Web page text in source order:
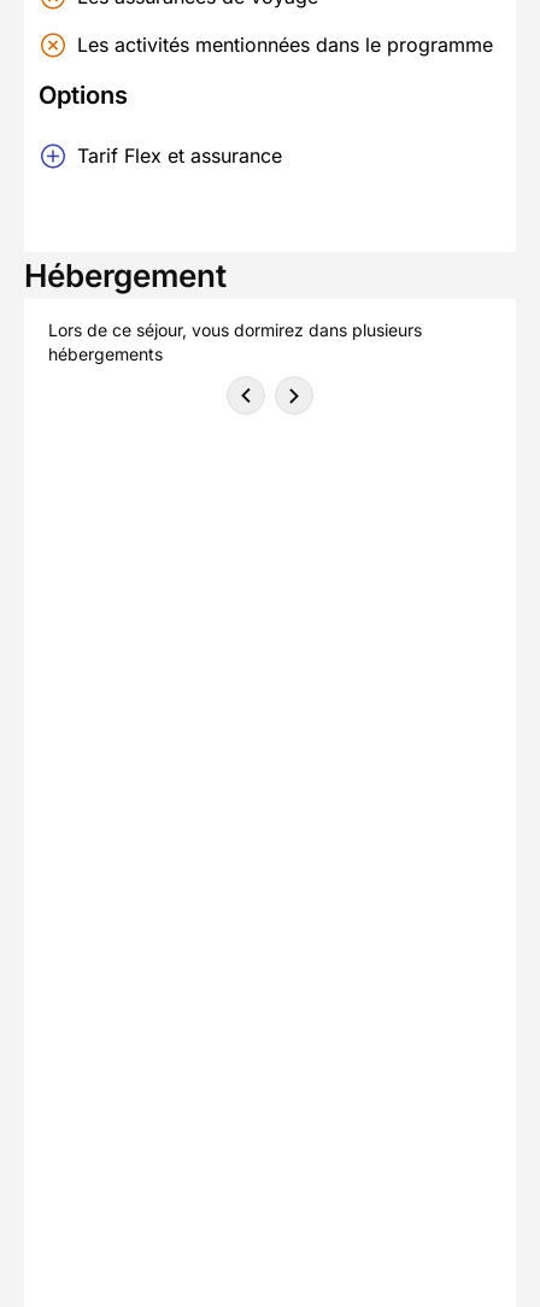
Les activités mentionnées dans le programme
Options
Tarif Flex et assurance
Hébergement
Lors de ce séjour, vous dormirez dans plusieurs
hébergements